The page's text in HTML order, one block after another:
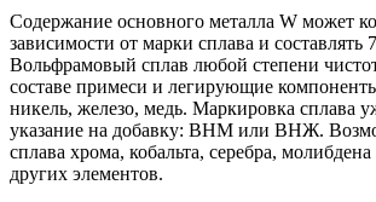
Содержание основного металла W может
зависимости от марки сплава и составлять
Вольфрамовый сплав любой степени
составе примеси и легирующие
никель, железо, медь. Маркировка сплава
указание на добавку: ВНМ или ВНЖ.
сплава хрома, кобальта, серебра,
других элементов.